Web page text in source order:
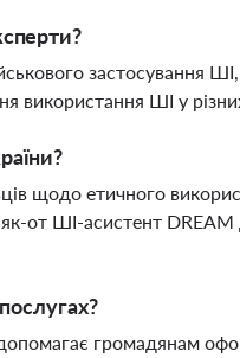
застосування
використання ШІ у
щодо етичного
от ШІ-асистент
громадянам